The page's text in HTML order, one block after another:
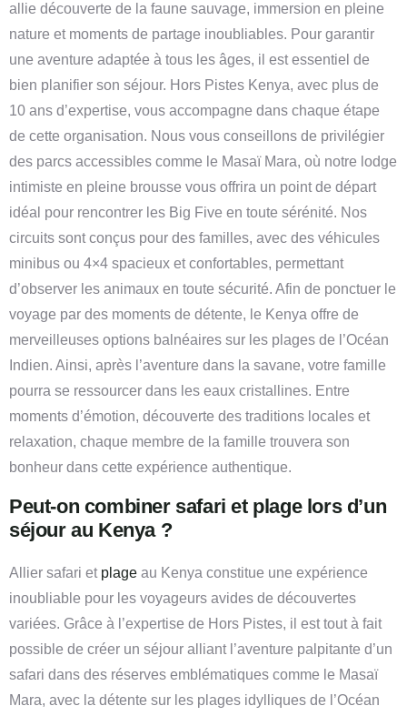
allie découverte de la faune sauvage, immersion en pleine
nature et moments de partage inoubliables. Pour garantir
une aventure adaptée à tous les âges, il est essentiel de
bien planifier son séjour. Hors Pistes Kenya, avec plus de
10 ans d’expertise, vous accompagne dans chaque étape
de cette organisation. Nous vous conseillons de privilégier
des parcs accessibles comme le Masaï Mara, où notre lodge
intimiste en pleine brousse vous offrira un point de départ
idéal pour rencontrer les Big Five en toute sérénité. Nos
circuits sont conçus pour des familles, avec des véhicules
minibus ou 4×4 spacieux et confortables, permettant
d’observer les animaux en toute sécurité. Afin de ponctuer le
voyage par des moments de détente, le Kenya offre de
merveilleuses options balnéaires sur les plages de l’Océan
Indien. Ainsi, après l’aventure dans la savane, votre famille
pourra se ressourcer dans les eaux cristallines. Entre
moments d’émotion, découverte des traditions locales et
relaxation, chaque membre de la famille trouvera son
bonheur dans cette expérience authentique.
Peut-on combiner safari et plage lors d’un
séjour au Kenya ?
Allier safari et plage au Kenya constitue une expérience
inoubliable pour les voyageurs avides de découvertes
variées. Grâce à l’expertise de Hors Pistes, il est tout à fait
possible de créer un séjour alliant l’aventure palpitante d’un
safari dans des réserves emblématiques comme le Masaï
Mara, avec la détente sur les plages idylliques de l’Océan